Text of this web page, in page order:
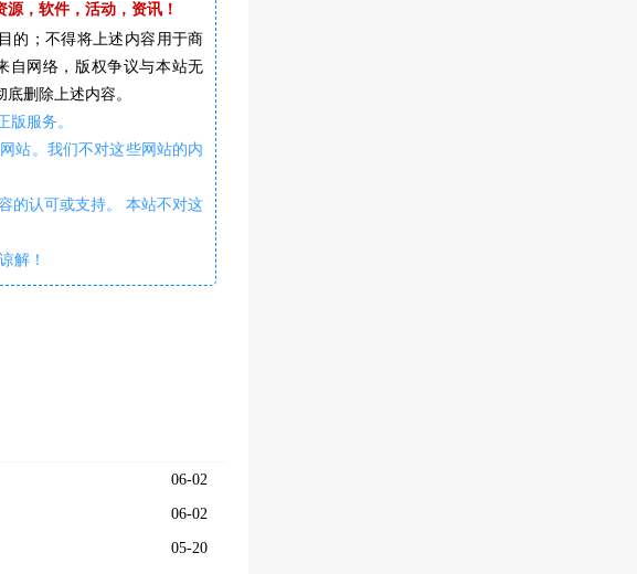
，软件，活动，资讯！
的；不得将上述内容用于商
自网络，版权争议与本站无
删除上述内容。
版服务。
站。我们不对这些网站的内
的认可或支持。 本站不对这
解！
06-02
06-02
05-20